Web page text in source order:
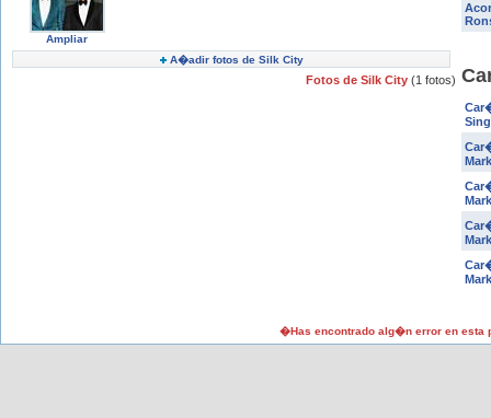
Ampliar
A�adir fotos de Silk City
Fotos de Silk City (1 fotos)
�Has encontrado alg�n error en esta